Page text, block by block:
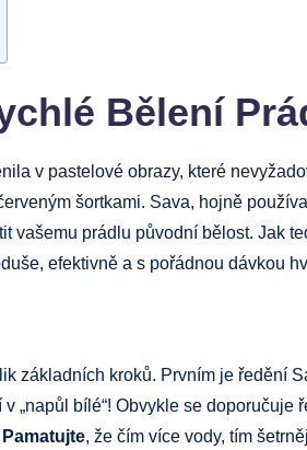
Bělení
v pastelové obrazy, které
šortkami. Sava, hojně
vašemu prádlu původní bělost. Jak
efektivně a s pořádnou dávkou
základních kroků. Prvním je ředění
„napůl bílé“! Obvykle se doporučuje
Pamatujte, že čím více vody, tím